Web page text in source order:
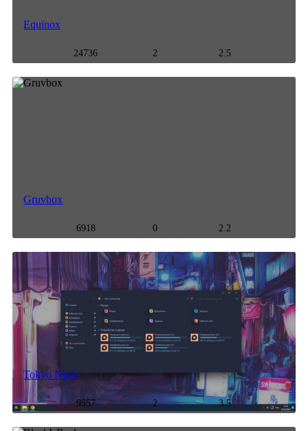
Equinox
24736 2 2.5
Gruvbox
6918 0 2.2
Tokyo Night
9557 2 3.5